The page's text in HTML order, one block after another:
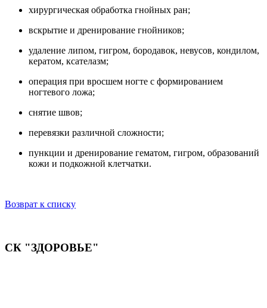
хирургическая обработка гнойных ран;
вскрытие и дренирование гнойников;
удаление липом, гигром, бородавок, невусов, кондилом,
кератом, ксателазм;
операция при вросшем ногте с формированием
ногтевого ложа;
снятие швов;
перевязки различной сложности;
пункции и дренирование гематом, гигром, образований
кожи и подкожной клетчатки.
Возврат к списку
СК "ЗДОРОВЬЕ"